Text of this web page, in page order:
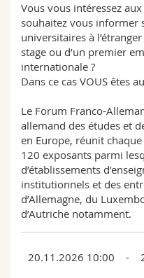
Vous vous intéressez
souhaitez vous informer
universitaires à
stage ou d’un premier
internationale ?
Dans ce cas VOUS êtes
Le Forum Franco-
allemand des études et
en Europe, réunit
120 exposants parmi
d’établissements
institutionnels et des
d’Allemagne, du
d’Autriche notamment.
20.11.2026 10:00 -